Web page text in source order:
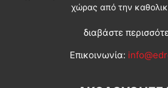
χώρας από την
διαβάστε
Επικοινωνία: